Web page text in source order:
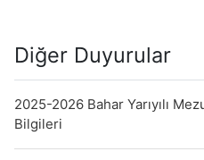
Diğer Duyurular
2025-2026 Bahar Yarıyılı
Bilgileri